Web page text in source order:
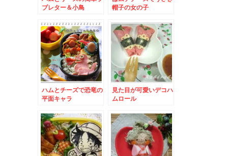
ブレター＆小鳥
帽子の女の子
ハムとチーズで恐竜の
平面キャラ
見た目が可愛いデコハ
ムロール